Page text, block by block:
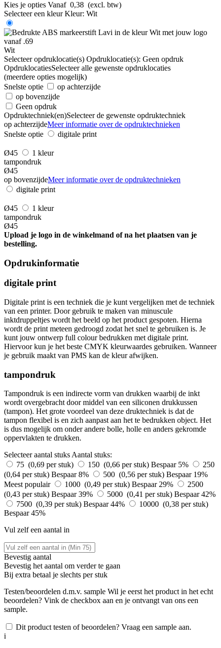
Kies je opties Vanaf 0,38 (excl. btw)
Selecteer een kleur Kleur: Wit
Wit
Selecteer opdruklocatie(s) Opdruklocatie(s): Geen opdruk
OpdruklocatiesSelecteer alle gewenste opdruklocaties
(meerdere opties mogelijk)
Snelste optie
op achterzijde
op bovenzijde
Geen opdruk
Opdruktechniek(en)Selecteer de gewenste opdruktechniek
op achterzijdeMeer informatie over de opdruktechnieken
Snelste optie
digitale print
Ø45
1 kleur
tampondruk
Ø45
op bovenzijdeMeer informatie over de opdruktechnieken
digitale print
Ø45
1 kleur
tampondruk
Ø45
Upload je logo in de winkelmand of na het plaatsen van je
bestelling.
Opdrukinformatie
digitale print
Digitale print is een techniek die je kunt vergelijken met de techniek
van een printer. Door gebruik te maken van minuscule
inktdruppeltjes wordt het beeld op het product gespoten. Hierna
wordt de print meteen gedroogd zodat het snel te gebruiken is. Je
kunt jouw ontwerp full colour bedrukken met digitale print.
Hiervoor kun je het beste CMYK kleurwaardes gebruiken. Wanneer
je gebruik maakt van PMS kan de kleur afwijken.
tampondruk
Tampondruk is een indirecte vorm van drukken waarbij de inkt
wordt overgebracht door middel van een siliconen drukkussen
(tampon). Het grote voordeel van deze druktechniek is dat de
tampon flexibel is en zich aanpast aan het te bedrukken object. Het
is dus mogelijk om onder andere bolle, holle en anders gekromde
oppervlakten te drukken.
Selecteer aantal stuksAantal stuks:
75 (0,69 per stuk)
150 (0,66 per stuk) Bespaar 5%
250
(0,64 per stuk) Bespaar 8% 500 (0,56 per stuk) Bespaar 19%
Meest populair
1000 (0,49 per stuk) Bespaar 29%
2500
(0,43 per stuk) Bespaar 39% 5000 (0,41 per stuk) Bespaar 42%
7500 (0,39 per stuk) Bespaar 44%
10000 (0,38 per stuk)
Bespaar 45%
Vul zelf een aantal in
Bevestig aantal
Bevestig het aantal om verder te gaan
Bij extra betaal je slechts per stuk
Testen/beoordelen d.m.v. sample Wil je eerst het product in het echt
beoordelen? Vink de checkbox aan en je ontvangt van ons een
sample.
Dit product testen of beoordelen? Vraag een sample aan.
i